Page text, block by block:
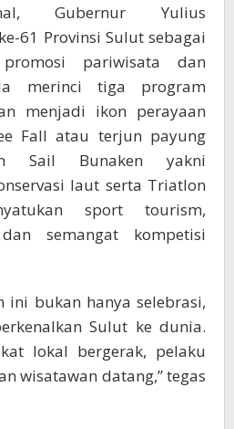
Gubernur Yulius
61 Provinsi Sulut sebagai
pariwisata dan
merinci tiga program
menjadi ikon perayaan
Fall atau terjun payung
Sail Bunaken yakni
laut serta Triatlon
sport tourism,
semangat kompetisi
ini bukan hanya selebrasi,
Sulut ke dunia.
lokal bergerak, pelaku
wisatawan datang,” tegas